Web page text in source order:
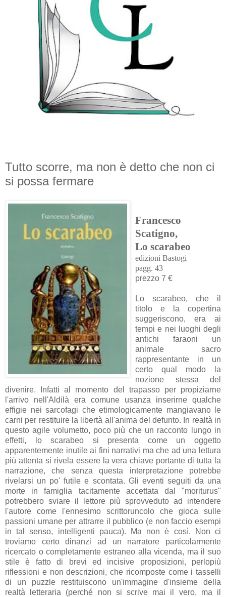
Tutto scorre, ma non è detto che non ci
si possa fermare
Francesco
Scatigno,
Lo scarabeo
edizioni Bastogi
pagg. 43
prezzo 7 €
Lo scarabeo, che il
titolo e la copertina
suggeriscono, era ai
tempi e nei luoghi degli
antichi faraoni un
animale sacro
rappresentante in un
certo qual modo la
nozione stessa del
divenire. Infatti al momento del trapasso per propiziarne
l'arrivo nell'Aldilà era comune usanza inserirne qualche
effigie nei sarcofagi che etimologicamente mangiavano le
carni per restituire la libertà all'anima del defunto. In realtà in
questo agile volumetto, poco più che un racconto lungo in
effetti, lo scarabeo si presenta come un oggetto
apparentemente inutile ai fini narrativi ma che ad una lettura
più attenta si rivela essere la vera chiave portante di tutta la
narrazione, che senza questa interpretazione potrebbe
rivelarsi un po' futile e scontata. Gli eventi seguiti da una
morte in famiglia tacitamente accettata dal "moriturus"
potrebbero sviare il lettore più sprovveduto ad intendere
l'autore come l'ennesimo scrittoruncolo che gioca sulle
passioni umane per attrarre il pubblico (e non faccio esempi
in tal senso, intelligenti pauca). Ma non è così. Non ci
troviamo certo dinanzi ad un narratore particolarmente
ricercato o completamente estraneo alla vicenda, ma il suo
stile è fatto di brevi ed incisive proposizioni, perlopiù
riflessioni e non descrizioni, che ricomposte come i tasselli
di un puzzle restituiscono un'immagine d'insieme della
realtà letteraria (perché non si scrive mai il vero, ma il